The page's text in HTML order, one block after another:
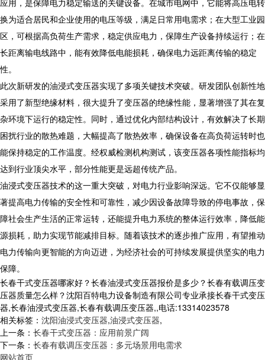
应用，是保障电力稳定输送的关键设备。在城市电网中，它能将高压电转
换为适合居民和企业使用的电压等级，满足日常用电需求；在大型工业园
区，可根据高负荷生产需求，稳定供应电力，保障生产设备持续运行；在
长距离输电线路中，能有效降低电能损耗，确保电力远距离传输的稳定
性。
​ 此次新研发的油浸式变压器实现了多项关键技术突破。研发团队创新性地
采用了新型绝缘材料，很大提升了变压器的绝缘性能，显著增强了其在复
杂环境下运行的稳定性。同时，通过优化内部结构设计，有效解决了长期
困扰行业的散热难题，大幅提高了散热效率，确保设备在高负荷运转时也
能保持稳定的工作温度。经权威检测机构测试，该变压器各项性能指标均
达到行业顶尖水平，部分性能更是远超传统产品。
​ 油浸式变压器技术的这一重大突破，对电力行业影响深远。它不仅能够显
著提高电力传输的安全性和可靠性，减少因设备故障导致的停电事故，保
障社会生产生活的正常运转，还能提升电力系统的整体运行效率，降低能
源损耗，助力实现节能减排目标。随着该技术的逐步推广应用，有望推动
电力传输向更智能的方向迈进，为经济社会的可持续发展提供坚实的电力
保障。
长春干式变压器哪家好？长春油浸式变压器报价是多少？长春有载调压变
压器质量怎么样？沈阳百特电力设备制造有限公司专业承接长春干式变压
器,长春油浸式变压器,长春有载调压变压器,,电话:13314023578
相关标签： 沈阳油浸式变压器,油浸式变压器,
上一条： 长春干式变压器：应用前景广阔​
下一条： 长春有载调压变压器：多元场景用电需求
网站首页